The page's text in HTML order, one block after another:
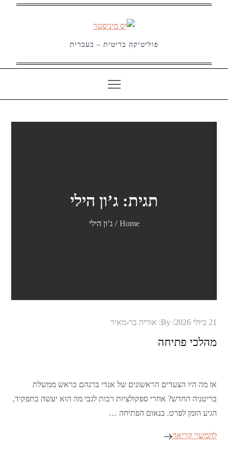
פוליטיקה בריטית – בעברית
תגית: ג’ון הילי
Home ג’ון הילי
Posted
21 ביולי 2026 By: אוריה בר-מאיר
מהלכי פתיחה
אז מה היו הצעדים הראשונים של אנדי ברנהם כראש ממשלת
בריטניה החדש? אחרי ספקולציות רבות לגבי מה הוא יעשה בתפקיד,
הגיע הזמן לפרט. בנאום הפתיחה …
להמשך קריאה